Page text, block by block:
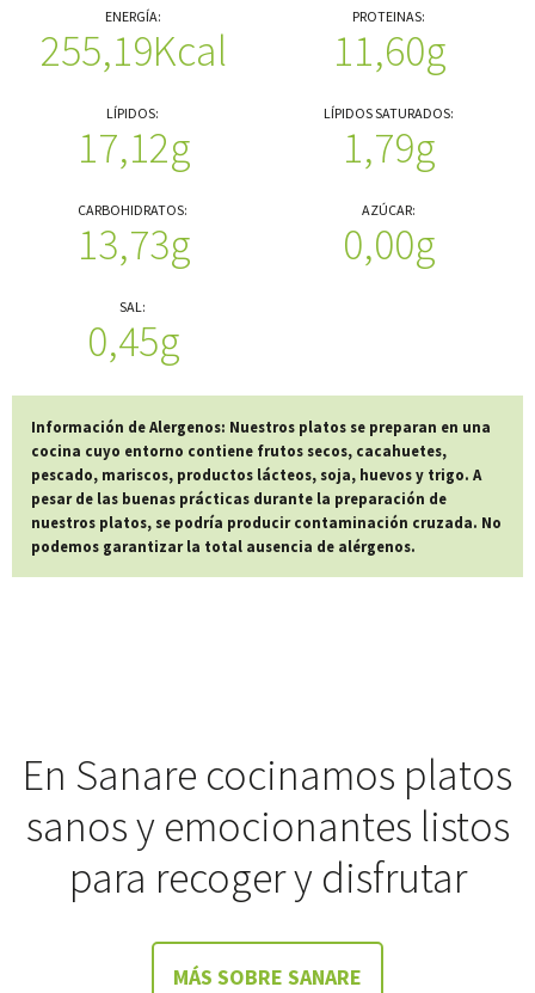
ENERGÍA:
255,19Kcal
PROTEINAS:
11,60g
LÍPIDOS:
17,12g
LÍPIDOS SATURADOS:
1,79g
CARBOHIDRATOS:
13,73g
AZÚCAR:
0,00g
SAL:
0,45g
Información de Alergenos: Nuestros platos se preparan en una
cocina cuyo entorno contiene frutos secos, cacahuetes,
pescado, mariscos, productos lácteos, soja, huevos y trigo. A
pesar de las buenas prácticas durante la preparación de
nuestros platos, se podría producir contaminación cruzada. No
podemos garantizar la total ausencia de alérgenos.
En Sanare cocinamos platos
sanos y emocionantes listos
para recoger y disfrutar
MÁS SOBRE SANARE